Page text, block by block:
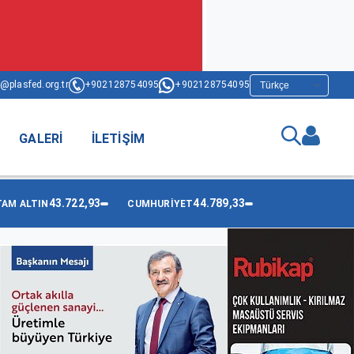
+902128754095 +902128754095
GALERI İLETIŞIM
ALTIN 43.722,93 CUMHURİYET44.789,33